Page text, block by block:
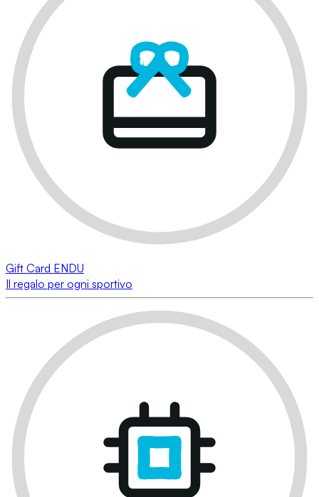
Gift Card ENDU
Il regalo per ogni sportivo